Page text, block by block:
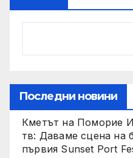
Последни новини
Кметът на Поморие
тв: Даваме сцена на
първия Sunset Port